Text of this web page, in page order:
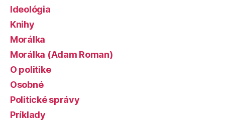
Ideológia
Knihy
Morálka
Morálka (Adam Roman)
O politike
Osobné
Politické správy
Príklady